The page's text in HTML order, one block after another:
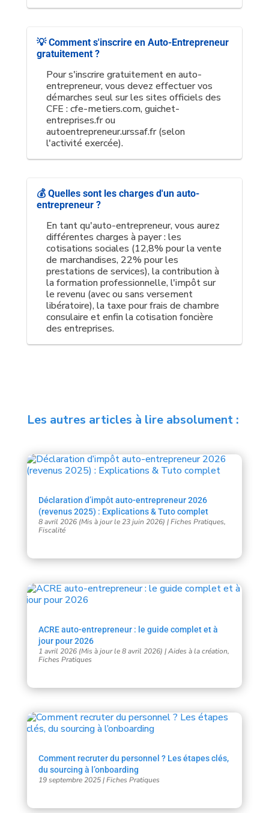
💡 Comment s'inscrire en Auto-Entrepreneur
gratuitement ?
Pour s'inscrire gratuitement en auto-
entrepreneur, vous devez effectuer vos
démarches seul sur les sites officiels des
CFE : cfe-metiers.com, guichet-
entreprises.fr ou
autoentrepreneur.urssaf.fr (selon
l'activité exercée).
💰 Quelles sont les charges d'un auto-
entrepreneur ?
En tant qu'auto-entrepreneur, vous aurez
différentes charges à payer : les
cotisations sociales (12,8% pour la vente
de marchandises, 22% pour les
prestations de services), la contribution à
la formation professionnelle, l'impôt sur
le revenu (avec ou sans versement
libératoire), la taxe pour frais de chambre
consulaire et enfin la cotisation foncière
des entreprises.
Les autres articles à lire absolument :
Déclaration d’impôt auto-entrepreneur 2026
(revenus 2025) : Explications & Tuto complet
8 avril 2026 (Mis à jour le 23 juin 2026) |Fiches Pratiques,
Fiscalité
ACRE auto-entrepreneur : le guide complet et à
jour pour 2026
1 avril 2026 (Mis à jour le 8 avril 2026) |Aides à la création,
Fiches Pratiques
Comment recruter du personnel ? Les étapes clés,
du sourcing à l’onboarding
19 septembre 2025|Fiches Pratiques